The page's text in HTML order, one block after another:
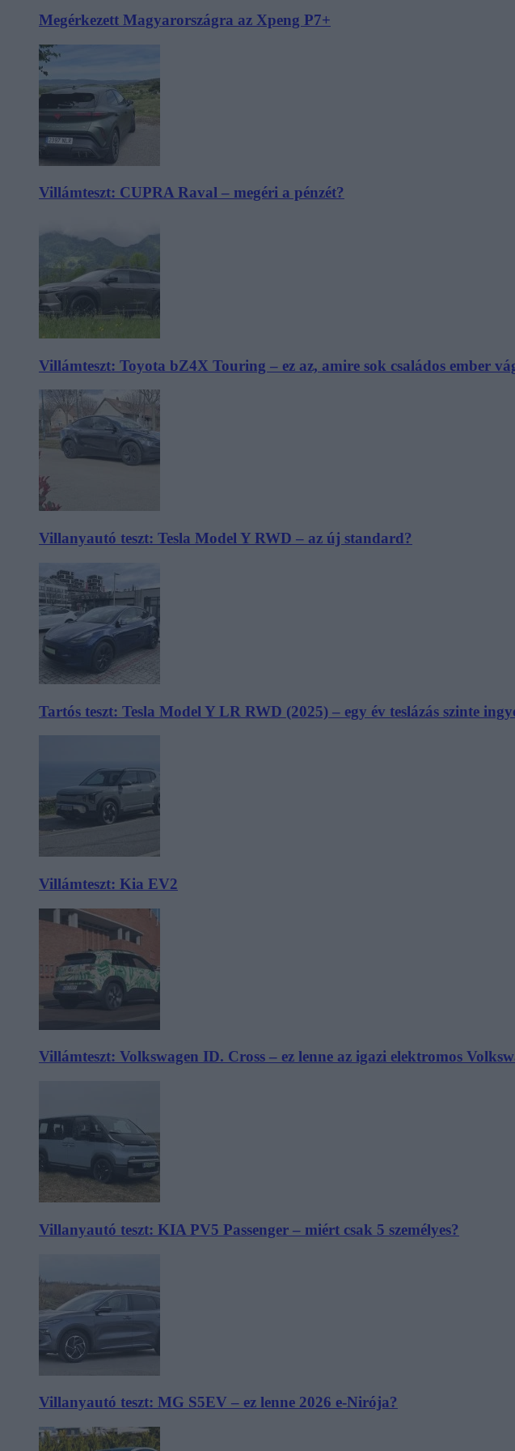
Megérkezett Magyarországra az Xpeng P7+
Villámteszt: CUPRA Raval – megéri a pénzét?
Villámteszt: Toyota bZ4X Touring – ez az, amire sok családos ember
Villanyautó teszt: Tesla Model Y RWD – az új standard?
Tartós teszt: Tesla Model Y LR RWD (2025) – egy év teslázás szinte
Villámteszt: Kia EV2
Villámteszt: Volkswagen ID. Cross – ez lenne az igazi elektromos
Villanyautó teszt: KIA PV5 Passenger – miért csak 5 személyes?
Villanyautó teszt: MG S5EV – ez lenne 2026 e-Nirója?